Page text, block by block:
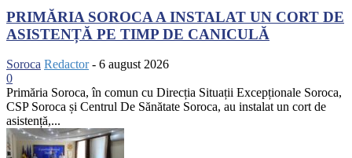
PRIMĂRIA SOROCA A INSTALAT UN CORT DE
ASISTENȚĂ PE TIMP DE CANICULĂ
Soroca Redactor - 6 august 2026
0
Primăria Soroca, în comun cu Direcția Situații Excepționale Soroca,
CSP Soroca și Centrul De Sănătate Soroca, au instalat un cort de
asistență,...